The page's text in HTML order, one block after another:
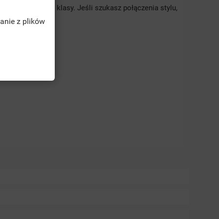
ciepła i klasy. Jeśli szukasz połączenia stylu,
z plików